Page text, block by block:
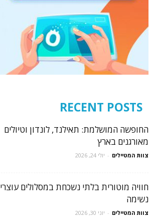
RECENT POSTS
החופשה המושלמת: תאילנד, לונדון וטיולים
מאורגנים בארץ
צוות המטיילים - יולי 24, 2026
חוויה מוטורית בלתי נשכחת במסלולים עוצרי
נשימה
צוות המטיילים - יוני 30, 2026